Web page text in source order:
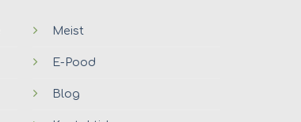
Meist
E-Pood
Blog